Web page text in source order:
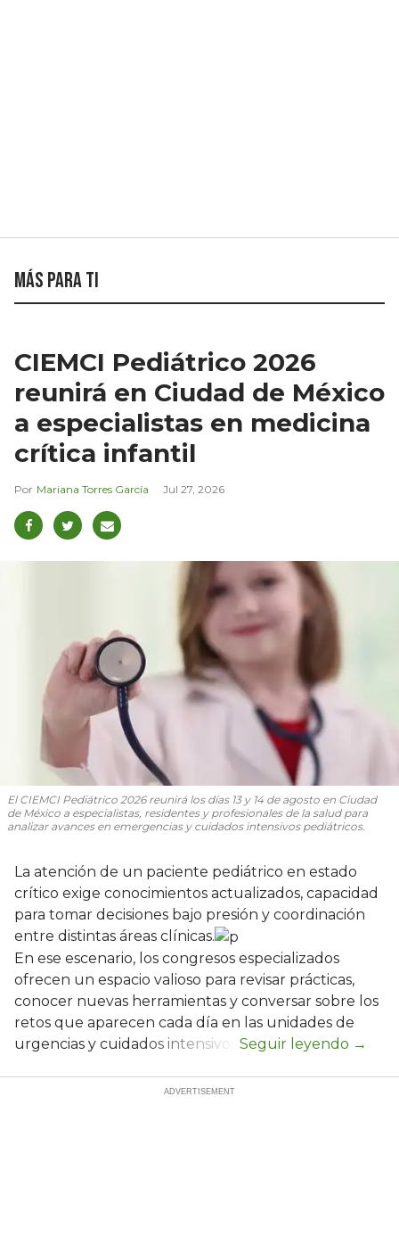
Más para ti
CIEMCI Pediátrico 2026
reunirá en Ciudad de México
a especialistas en medicina
crítica infantil
Mariana Torres García Jul 27, 2026
El CIEMCI Pediátrico 2026 reunirá los días 13 y 14 de agosto en Ciudad
de México a especialistas, residentes y profesionales de la salud para
analizar avances en emergencias y cuidados intensivos pediátricos.
La atención de un paciente pediátrico en estado
crítico exige conocimientos actualizados, capacidad
para tomar decisiones bajo presión y coordinación
entre distintas áreas clínicas.
En ese escenario, los congresos especializados
ofrecen un espacio valioso para revisar prácticas,
conocer nuevas herramientas y conversar sobre los
retos que aparecen cada día en las unidades de
urgencias y cuidados intensivos.